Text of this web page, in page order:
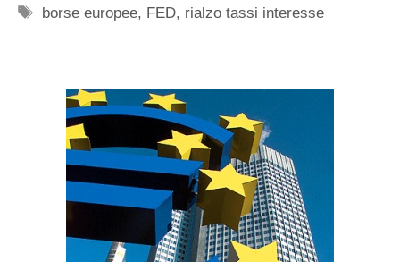
Tag
borse europee, FED, rialzo tassi interesse